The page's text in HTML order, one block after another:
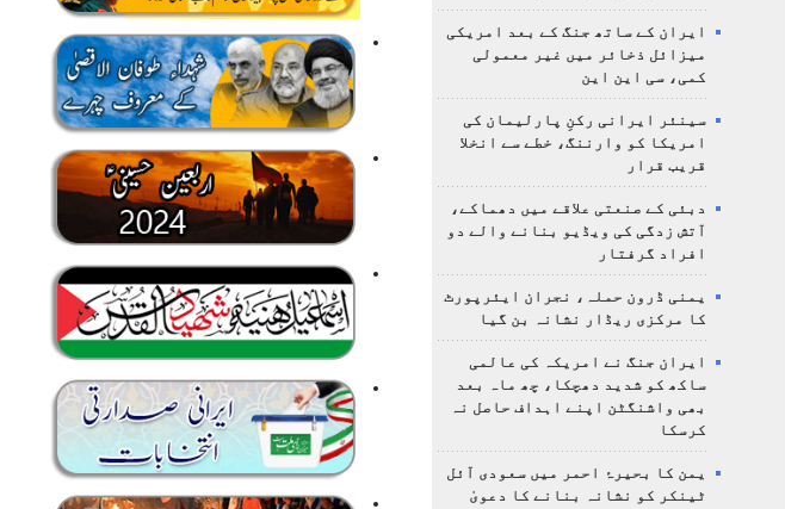
ایران کے ساتھ جنگ کے بعد امریکی
میزائل ذخائر میں غیر معمولی
کمی، سی این این
سینئر ایرانی رکنِ پارلیمان کی
امریکا کو وارننگ، خطے سے انخلا
قریب قرار
دبئی کے صنعتی علاقے میں دھماکے،
آتش زدگی کی ویڈیو بنانے والے دو
افراد گرفتار
یمنی ڈرون حملہ، نجران ایئرپورٹ
کا مرکزی ریڈار نشانہ بن گیا
ایران جنگ نے امریکہ کی عالمی
ساکھ کو شدید دھچکا، چھ ماہ بعد
بھی واشنگٹن اپنے اہداف حاصل نہ
کرسکا
یمن کا بحیرۂ احمر میں سعودی آئل
ٹینکر کو نشانہ بنانے کا دعویٰ